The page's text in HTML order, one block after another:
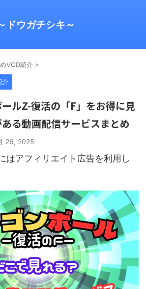
ドウガチシキ～
VOD紹介 >
介
ルZ-復活の「F」をお得に見
る動画配信サービスまとめ
26, 2025
はアフィリエイト広告を利用し